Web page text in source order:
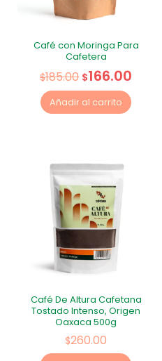
Café con Moringa Para
Cafetera
$185.00 $166.00
Añadir al carrito
Café De Altura Cafetana
Tostado Intenso, Origen
Oaxaca 500g
$260.00